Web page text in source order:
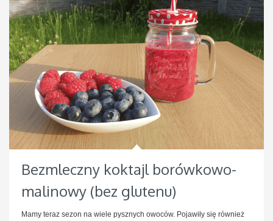
Bezmleczny koktajl borówkowo-
malinowy (bez glutenu)
Mamy teraz sezon na wiele pysznych owoców. Pojawiły się również